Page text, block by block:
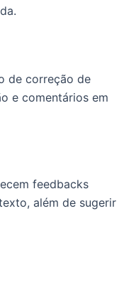
de correção de
e comentários em
feedbacks
além de sugerir